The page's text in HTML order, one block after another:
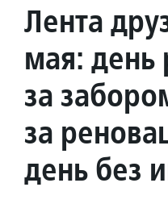
Лента
мая: день
за
за
день без